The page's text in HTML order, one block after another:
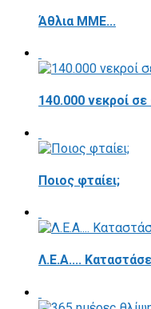
Άθλια ΜΜΕ...
140.000 νεκροί
Ποιος φταίει;
Λ.Ε.Α....